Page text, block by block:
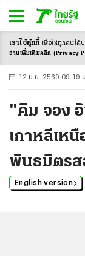
-ก ก ก+
12 มิ.ย. 2569 09:19
"คิม จอง
เกาหลีเห
พันธมิตรส
English version
เราใช้คุ้กกี้ เพื่อให้ทุกคนได้
อ่านเพิ่มเติมคลิก (Privacy